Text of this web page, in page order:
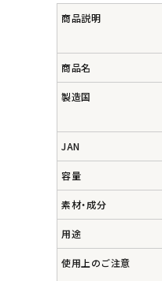
定期購入
オリジナルブランド
ナチュラムーン
エコリュクス
エコメイト
ナチュラプラス
商品説明
商品名
製造国
JAN
容量
素材・成分
用途
使用上のご注意